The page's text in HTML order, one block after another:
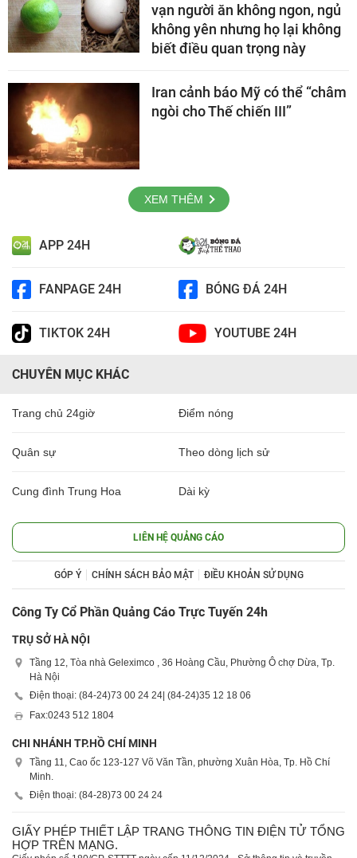
vạn người ăn không ngon, ngủ
không yên nhưng họ lại không
biết điều quan trọng này
Iran cảnh báo Mỹ có thể “châm
ngòi cho Thế chiến III”
XEM THÊM
APP 24H
FANPAGE 24H BÓNG ĐÁ 24H
TIKTOK 24H YOUTUBE 24H
CHUYÊN MỤC KHÁC
Trang chủ 24giờ Điểm nóng
Quân sự Theo dòng lịch sử
Cung đình Trung Hoa Dài kỳ
LIÊN HỆ QUẢNG CÁO
GÓP Ý CHÍNH SÁCH BẢO MẬT ĐIỀU KHOẢN SỬ DỤNG
Công Ty Cổ Phần Quảng Cáo Trực Tuyến 24h
TRỤ SỞ HÀ NỘI
Tầng 12, Tòa nhà Geleximco , 36 Hoàng Cầu, Phường Ô chợ Dừa, Tp.
Hà Nội
Điện thoại: (84-24)73 00 24 24| (84-24)35 12 18 06
Fax:0243 512 1804
CHI NHÁNH TP.HỒ CHÍ MINH
Tầng 11, Cao ốc 123-127 Võ Văn Tần, phường Xuân Hòa, Tp. Hồ Chí
Minh.
Điện thoại: (84-28)73 00 24 24
GIẤY PHÉP THIẾT LẬP TRANG THÔNG TIN ĐIỆN TỬ TỔNG
HỢP TRÊN MẠNG.